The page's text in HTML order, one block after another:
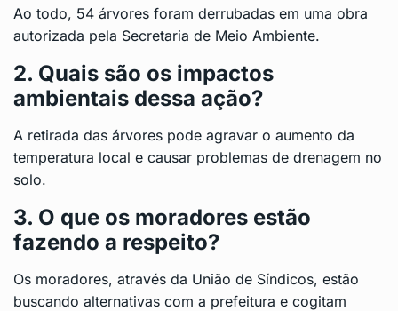
Ao todo, 54 árvores foram derrubadas em uma obra
autorizada pela Secretaria de Meio Ambiente.
2. Quais são os impactos
ambientais dessa ação?
A retirada das árvores pode agravar o aumento da
temperatura local e causar problemas de drenagem no
solo.
3. O que os moradores estão
fazendo a respeito?
Os moradores, através da União de Síndicos, estão
buscando alternativas com a prefeitura e cogitam